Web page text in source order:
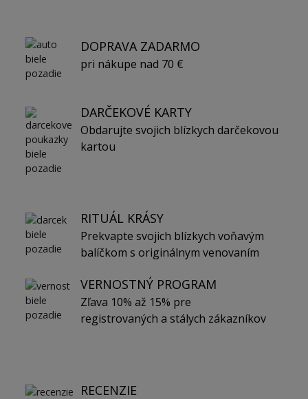
DOPRAVA ZADARMO
pri nákupe nad 70 €
DARČEKOVÉ KARTY
Obdarujte svojich blízkych darčekovou
kartou
RITUÁL KRÁSY
Prekvapte svojich blízkych voňavým
balíčkom s originálnym venovaním
VERNOSTNÝ PROGRAM
Zľava 10% až 15% pre
registrovaných a stálych zákazníkov
RECENZIE